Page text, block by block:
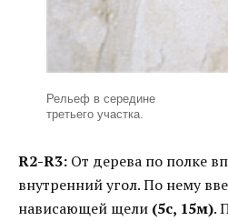
Рельеф в середине
третьего участка.
R2-R3: От дерева по полке
внутренний угол. По нему
нависающей щели (5с, 15м).